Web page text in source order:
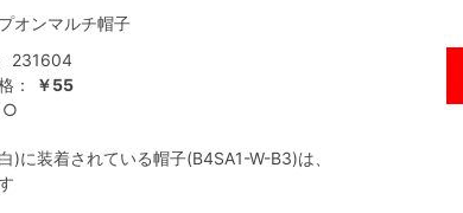
オンマルチ帽子
231604
：
￥55
○
)に装着されている帽子(B4SA1-W-B3)は、